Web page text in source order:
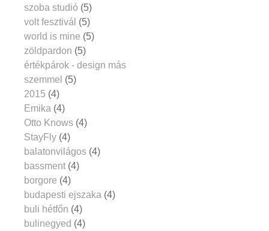
szoba studió (5)
volt fesztivál (5)
world is mine (5)
zöldpardon (5)
értékpárok - design más
szemmel (5)
2015 (4)
Emika (4)
Otto Knows (4)
StayFly (4)
balatonvilágos (4)
bassment (4)
borgore (4)
budapesti ejszaka (4)
buli hétfőn (4)
bulinegyed (4)